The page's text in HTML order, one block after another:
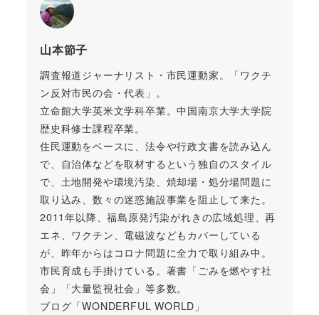
山本節子
調査報道ジャーナリスト・市民運動家。「ワクチ
ン反対市民の会・代表」。
立命館大学英米文学科卒業。中国南京大学大学院
歴史科修士課程卒業。
住民運動をベースに、法令や行政文書を読み込ん
で、自治体などを取材するという独自のスタイル
で、土地開発や環境汚染、焼却場・処分場問題に
取り込み、数々の迷惑施設事業を阻止して来た。
2011年以降、福島原発汚染がれきの広域処理、再
エネ、ワクチン、電磁波などもカバーしている
が、昨年からはコロナ問題に全力で取り組み中。
市民育成も手掛けている。著書「ごみを燃やす社
会」「大量監視社会」等多数。
ブログ「WONDERFUL WORLD」